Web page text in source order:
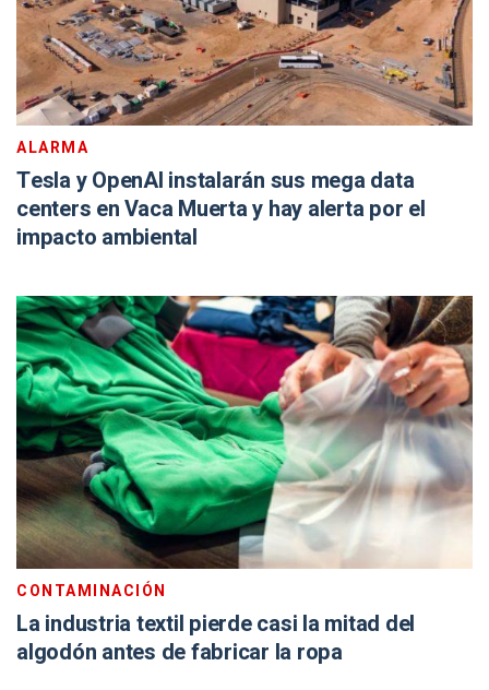
ALARMA
Tesla y OpenAI instalarán sus mega data
centers en Vaca Muerta y hay alerta por el
impacto ambiental
CONTAMINACIÓN
La industria textil pierde casi la mitad del
algodón antes de fabricar la ropa